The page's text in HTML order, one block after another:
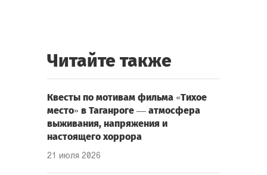
Читайте также
Квесты по мотивам фильма «Тихое
место» в Таганроге — атмосфера
выживания, напряжения и
настоящего хоррора
21 июля 2026